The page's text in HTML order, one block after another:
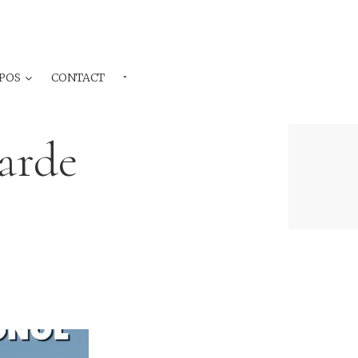
CONTACT ···